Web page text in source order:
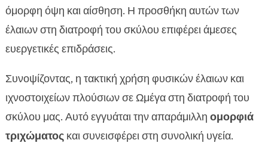
όμορφη όψη και αίσθηση. Η προσθήκη αυτών των
έλαιων στη διατροφή του σκύλου επιφέρει άμεσες
ευεργετικές επιδράσεις.
Συνοψίζοντας, η τακτική χρήση φυσικών έλαιων και
ιχνοστοιχείων πλούσιων σε Ωμέγα στη διατροφή του
σκύλου μας. Αυτό εγγυάται την απαράμιλλη ομορφιά
τριχώματοςκαι συνεισφέρει στη συνολική υγεία.